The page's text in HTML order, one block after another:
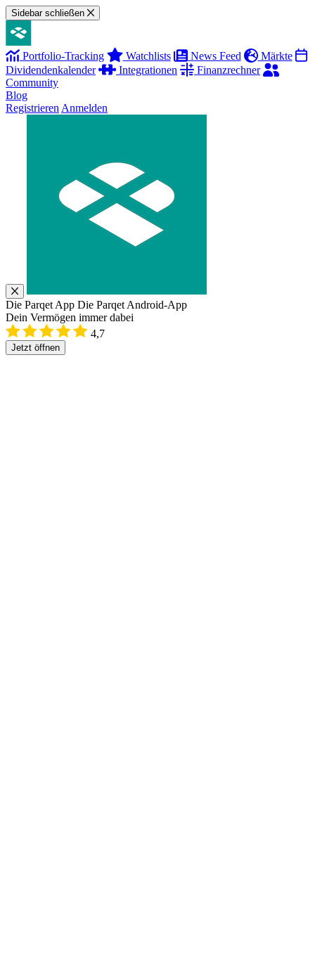
Sidebar schließen
Portfolio-Tracking Watchlists News Feed
Märkte
Dividendenkalender
Integrationen
Finanzrechner
Community
Blog
Registrieren Anmelden
Die Parqet App Die Parqet Android-App
Dein Vermögen immer dabei
4,7
Jetzt öffnen